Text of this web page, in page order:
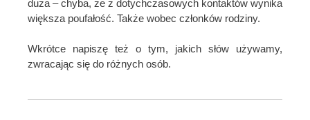
duża – chyba, że z dotychczasowych kontaktów wynika
większa poufałość. Także wobec członków rodziny.
Wkrótce napiszę też o tym, jakich słów używamy,
zwracając się do różnych osób.